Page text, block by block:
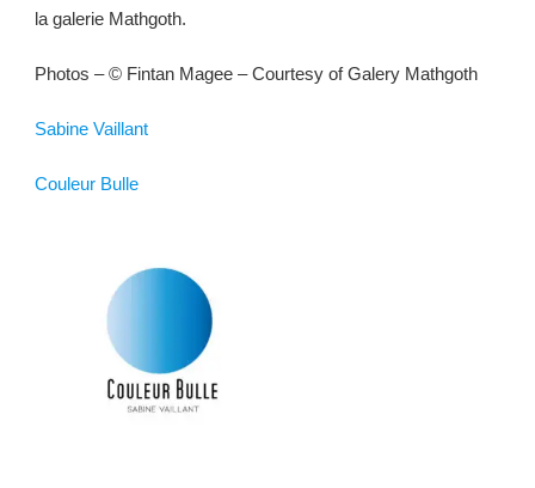
la galerie Mathgoth.
Photos – © Fintan Magee – Courtesy of Galery Mathgoth
Sabine Vaillant
Couleur Bulle